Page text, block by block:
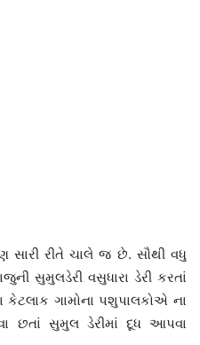
સારી રીતે ચાલે જ છે. સૌથી વધુ
સુમુલડેરી વસુધારા ડેરી કરતાં
કેટલાક ગામોના પશુપાલકોએ ના
છતાં સુમુલ ડેરીમાં દૂધ આપવા